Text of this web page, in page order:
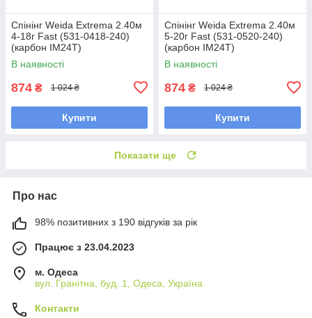
Спінінг Weida Extrema 2.40м
4-18г Fast (531-0418-240)
(карбон IM24T)
В наявності
874 ₴ 1 024 ₴
Купити
Спінінг Weida Extrema 2.40м
5-20г Fast (531-0520-240)
(карбон IM24T)
В наявності
874 ₴ 1 024 ₴
Купити
Показати ще
Про нас
98% позитивних з 190 відгуків за рік
Працює з 23.04.2023
м. Одеса
вул. Гранітна, буд. 1, Одеса, Україна
Контакти